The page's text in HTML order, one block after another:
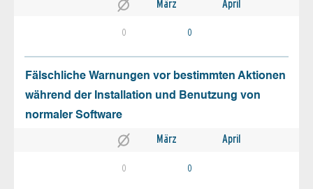
März April
0 0
Fälschliche Warnungen vor bestimmten Aktionen
während der Installation und Benutzung von
normaler Software
März April
0 0